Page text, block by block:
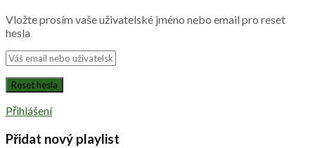
Vložte prosím vaše uživatelské jméno nebo email pro reset
hesla
Přihlášení
Přidat nový playlist